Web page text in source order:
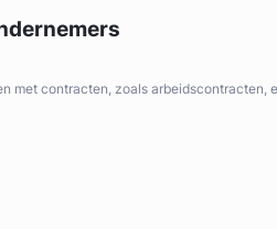
met contracten, zoals